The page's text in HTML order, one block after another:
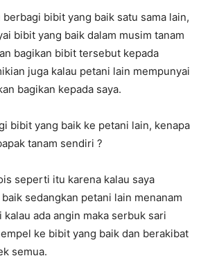
bibit yang baik satu sama lain,
bibit yang baik dalam musim tanam
bagikan bibit tersebut kepada
juga kalau petani lain mempunyai
bagikan kepada saya.
bibit yang baik ke petani lain, kenapa
tanam sendiri ?
seperti itu karena kalau saya
sedangkan petani lain menanam
ada angin maka serbuk sari
ke bibit yang baik dan berakibat
semua.